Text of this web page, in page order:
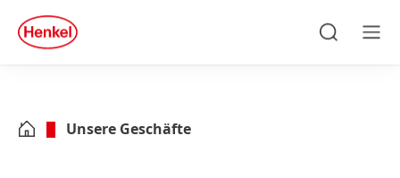
Zu Footer springen
quick
search
Unsere Geschäfte